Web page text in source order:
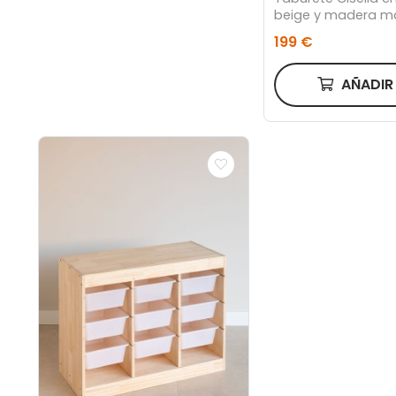
beige y madera
natural FSC Mix
199 €
AÑADIR